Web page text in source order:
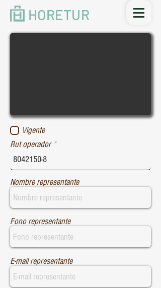
HORETUR
Vigente
Rut operador
Nombre representante
Fono representante
E-mail representante